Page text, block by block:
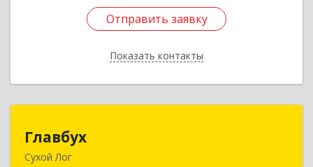
Отправить заявку
Показать контакты
Отправить заявку
Назад
Главбух
Сухой Лог